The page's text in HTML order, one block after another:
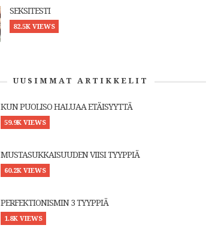
SEKSITESTI
82.5K VIEWS
UUSIMMAT ARTIKKELIT
KUN PUOLISO HALUAA ETÄISYYTTÄ
59.9K VIEWS
MUSTASUKKAISUUDEN VIISI TYYPPIÄ
60.2K VIEWS
PERFEKTIONISMIN 3 TYYPPIÄ
1.8K VIEWS